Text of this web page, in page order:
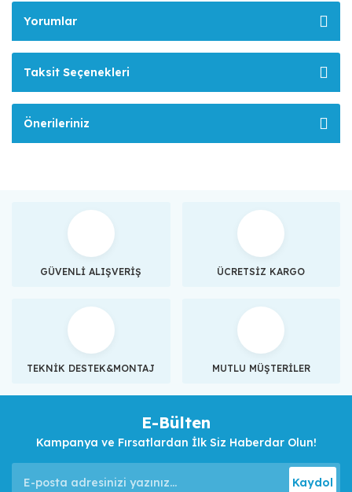
Yorumlar
Taksit Seçenekleri
Önerileriniz
GÜVENLİ ALIŞVERİŞ ÜCRETSİZ KARGO
TEKNİK DESTEK&MONTAJ MUTLU MÜŞTERİLER
E-Bülten
Kampanya ve Fırsatlardan İlk Siz Haberdar Olun!
Kaydol